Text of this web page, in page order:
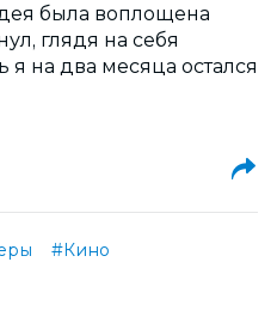
была воплощена
глядя на себя
я на два месяца остался
#Кино